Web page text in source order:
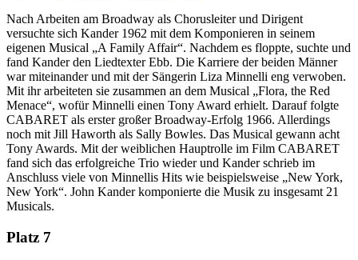
Nach Arbeiten am Broadway als Chorusleiter und Dirigent
versuchte sich Kander 1962 mit dem Komponieren in seinem
eigenen Musical „A Family Affair“. Nachdem es floppte, suchte und
fand Kander den Liedtexter Ebb. Die Karriere der beiden Männer
war miteinander und mit der Sängerin Liza Minnelli eng verwoben.
Mit ihr arbeiteten sie zusammen an dem Musical „Flora, the Red
Menace“, wofür Minnelli einen Tony Award erhielt. Darauf folgte
CABARET als erster großer Broadway-Erfolg 1966. Allerdings
noch mit Jill Haworth als Sally Bowles. Das Musical gewann acht
Tony Awards. Mit der weiblichen Hauptrolle im Film CABARET
fand sich das erfolgreiche Trio wieder und Kander schrieb im
Anschluss viele von Minnellis Hits wie beispielsweise „New York,
New York“. John Kander komponierte die Musik zu insgesamt 21
Musicals.
Platz 7